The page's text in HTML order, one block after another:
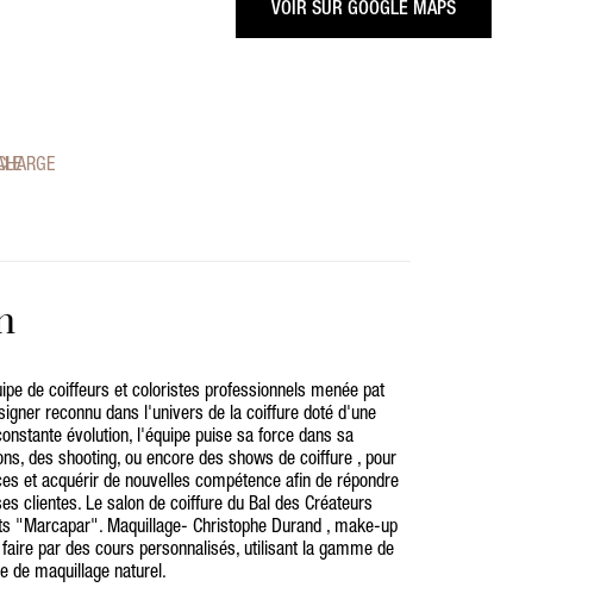
VOIR SUR GOOGLE MAPS
de coiffeurs et coloristes professionnels menée pat
reconnu dans l'univers de la coiffure doté d'une
évolution, l'équipe puise sa force dans sa
des shooting, ou encore des shows de coiffure , pour
et acquérir de nouvelles compétence afin de répondre
clientes. Le salon de coiffure du Bal des Créateurs
"Marcapar". Maquillage- Christophe Durand , make-up
par des cours personnalisés, utilisant la gamme de
de maquillage naturel.